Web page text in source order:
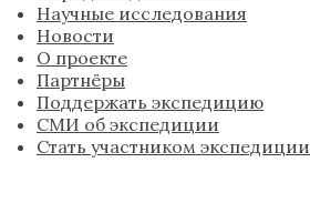
Научные исследования
Новости
О проекте
Партнёры
Поддержать экспедицию
СМИ об экспедиции
Стать участником экспедиции